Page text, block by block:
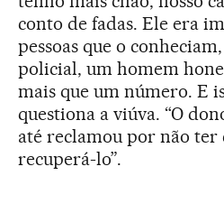
conto de fadas. Ele era
pessoas que o
policial, um homem
mais que um número. E
questiona a viúva. “O
até reclamou por não ter
recuperá-lo”.